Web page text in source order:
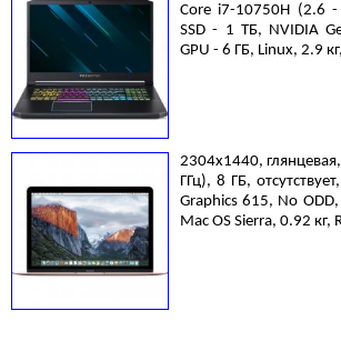
Core i7-10750H (2.6
SSD - 1 ТБ, NVIDIA
GPU - 6 ГБ, Linux, 2.9
2304x1440,
ГГц), 8 ГБ,
Graphics 615, No
Mac OS Sierra, 0.92 кг,